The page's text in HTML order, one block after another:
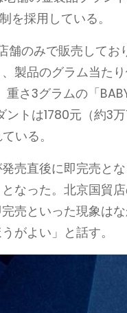
を採用している。
舗のみで販売して
製品のグラム当た
さ3グラムの「
トは1780元（約3
いる。
売直後に即完売と
なった。北京国貿
売といった現象は
がよい」と話す。